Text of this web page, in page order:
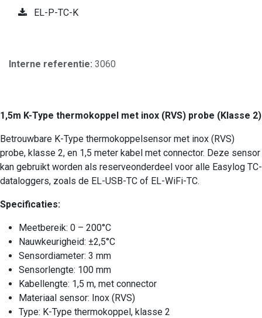
EL-P-TC-K
Interne referentie: 3060
1,5m K-Type thermokoppel met inox (RVS) probe (Klasse 2)
Betrouwbare K-Type thermokoppelsensor met inox (RVS)
probe, klasse 2, en 1,5 meter kabel met connector. Deze sensor
kan gebruikt worden als reserveonderdeel voor alle Easylog TC-
dataloggers, zoals de EL-USB-TC of EL-WiFi-TC.
Specificaties:
Meetbereik: 0 – 200°C
Nauwkeurigheid: ±2,5°C
Sensordiameter: 3 mm
Sensorlengte: 100 mm
Kabellengte: 1,5 m, met connector
Materiaal sensor: Inox (RVS)
Type: K-Type thermokoppel, klasse 2